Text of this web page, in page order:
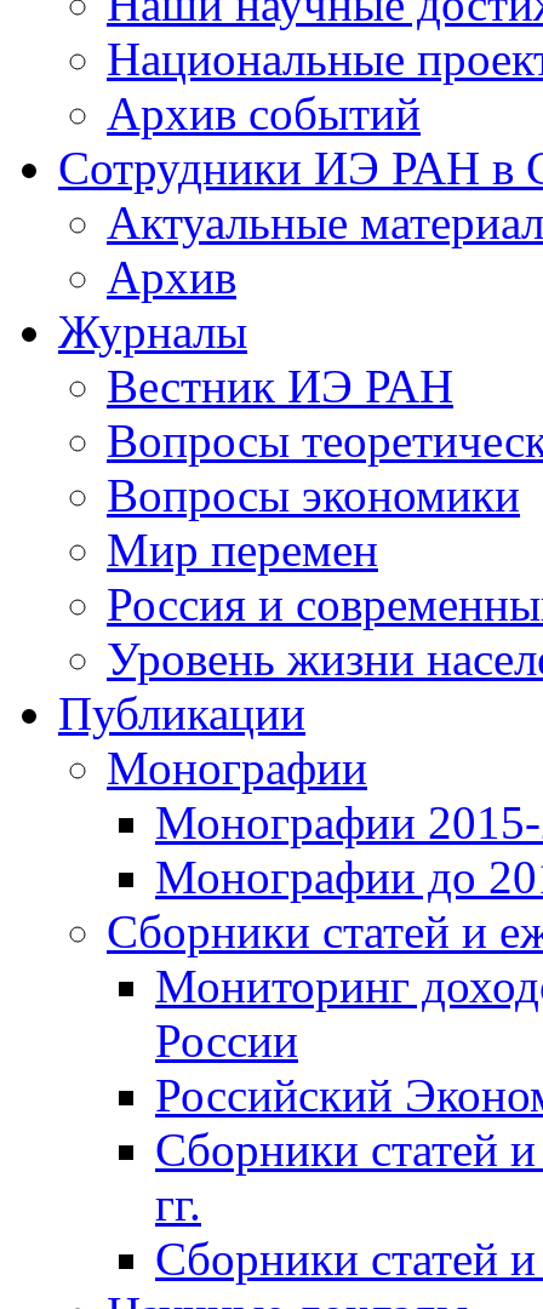
Национальные
Архив событий
Сотрудники ИЭ РАН
Актуальные
Архив
Журналы
Вестник ИЭ РАН
Вопросы
Вопросы экономики
Мир перемен
Россия и
Уровень жизни
Публикации
Монографии
Монографии 2015-
Монографии до
Сборники статей и
Мониторинг
России
Российский
Сборники статей
гг.
Сборники статей